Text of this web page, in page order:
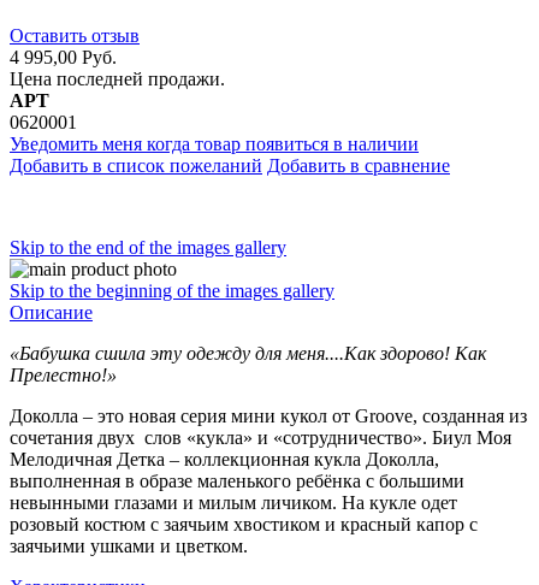
Оставить отзыв
4 995,00 Руб.
Цена последней продажи.
АРТ
0620001
Уведомить меня когда товар появиться в наличии
Добавить в список пожеланий Добавить в сравнение
Skip to the end of the images gallery
Skip to the beginning of the images gallery
Описание
«Бабушка сшила эту одежду для меня....Как здорово! Как
Прелестно!»
Доколла – это новая серия мини кукол от Groove, созданная из
сочетания двух слов «кукла» и «сотрудничество». Биул Моя
Мелодичная Детка – коллекционная кукла Доколла,
выполненная в образе маленького ребёнка с большими
невынными глазами и милым личиком. На кукле одет
розовый костюм с заячьим хвостиком и красный капор с
заячьими ушками и цветком.